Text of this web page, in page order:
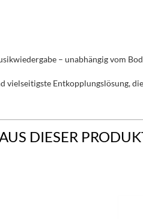
– unabhängig vom
vielseitigste Entkopplungslösung,
DIESER